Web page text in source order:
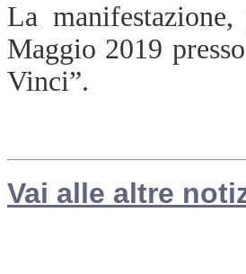
La
Maggio 2019
Vinci”.
Vai alle altre